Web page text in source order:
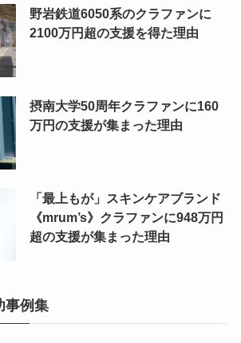
野岩鉄道6050系のクラファンに
2100万円超の支援を得た理由
摂南大学50周年クラファンに160
万円の支援が集まった理由
「最上もが」スキンケアブランド
《mrum’s》クラファンに948万円
超の支援が集まった理由
事例集